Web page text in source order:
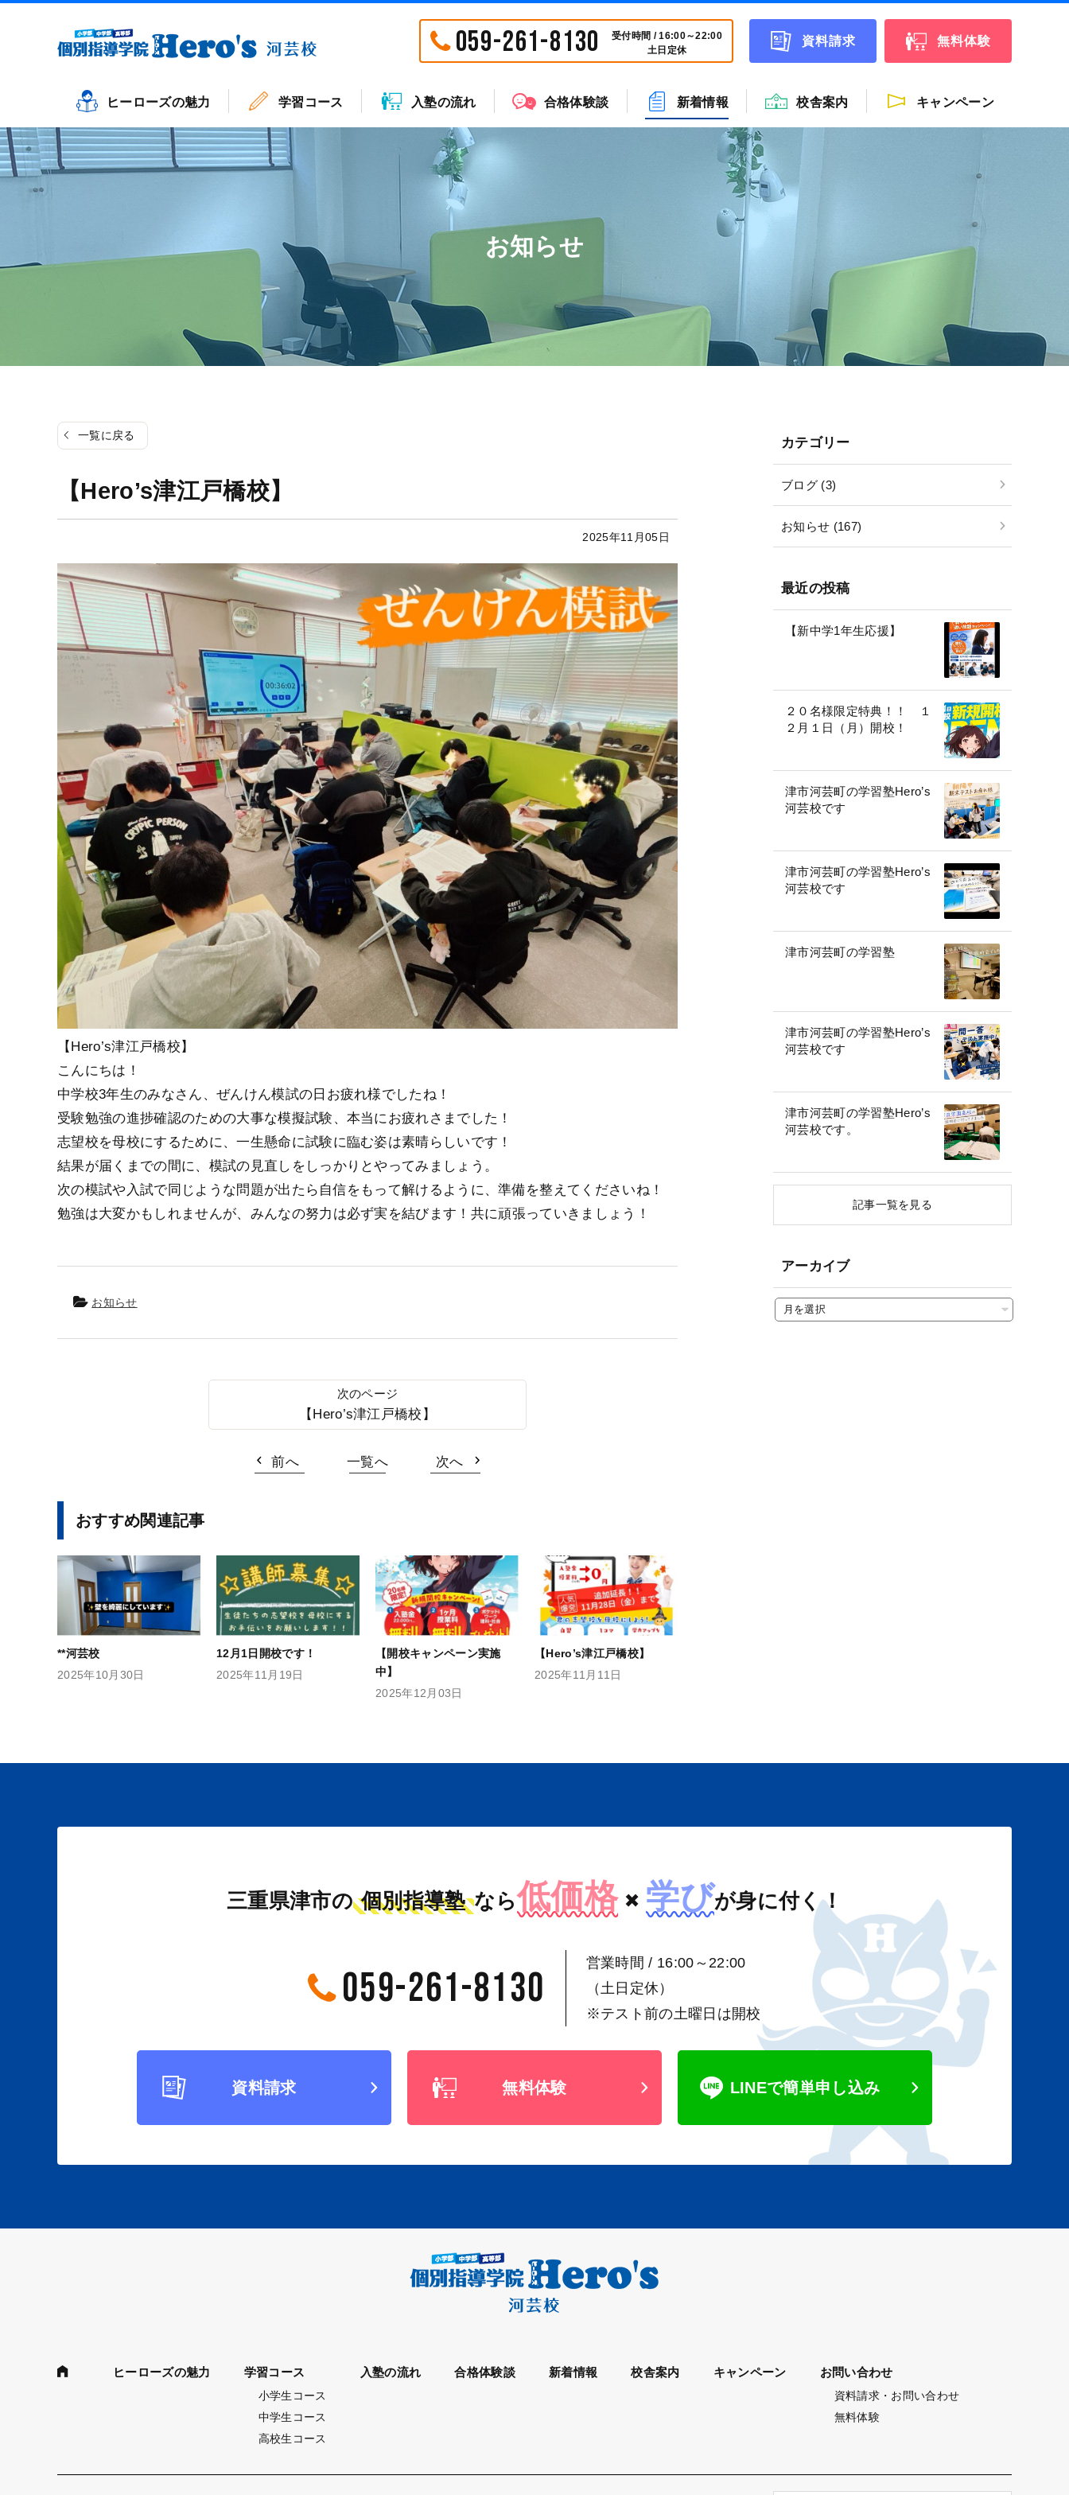
059-261-8130
受付時間 / 16:00～22:00
土日定休
資料請求 無料体験
ヒーローズの魅力 学習コース 入塾の流れ 合格体験談 新着情報 校舎案内 キャンペーン
お知らせ
一覧に戻る
【Hero’s津江戸橋校】
2025年11月05日
【Hero’s津江戸橋校】
こんにちは！
中学校3年生のみなさん、ぜんけん模試の日お疲れ様でしたね！
受験勉強の進捗確認のための大事な模擬試験、本当にお疲れさまでした！
志望校を母校にするために、一生懸命に試験に臨む姿は素晴らしいです！
結果が届くまでの間に、模試の見直しをしっかりとやってみましょう。
次の模試や入試で同じような問題が出たら自信をもって解けるように、準備を整えてくださいね！️
勉強は大変かもしれませんが、みんなの努力は必ず実を結びます！共に頑張っていきましょう！
お知らせ
【Hero’s津江戸橋校】
前へ 一覧へ 次へ
おすすめ関連記事
**河芸校
2025年10月30日
12月1日開校です！
2025年11月19日
【開校キャンペーン実施
中】
2025年12月03日
【Hero’s津江戸橋校】
2025年11月11日
カテゴリー
ブログ (3)
お知らせ (167)
最近の投稿
【新中学1年生応援】
２０名様限定特典！！ １
２月１日（月）開校！
津市河芸町の学習塾Hero’s
河芸校です
津市河芸町の学習塾Hero’s
河芸校です
津市河芸町の学習塾
津市河芸町の学習塾Hero’s
河芸校です
津市河芸町の学習塾Hero’s
河芸校です。
記事一覧を見る
アーカイブ
三重県津市の 個別指導塾 なら低価格 × 学びが身に付く！
059-261-8130
営業時間 / 16:00～22:00
（土日定休）
※テスト前の土曜日は開校
資料請求 無料体験 LINEで簡単申し込み
ヒーローズの魅力 学習コース
小学生コース
中学生コース
高校生コース
入塾の流れ 合格体験談 新着情報 校舎案内 キャンペーン お問い合わせ
資料請求・お問い合わせ
無料体験